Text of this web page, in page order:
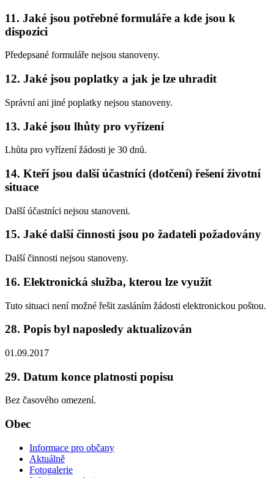
11. Jaké jsou potřebné formuláře a kde jsou k
dispozici
Předepsané formuláře nejsou stanoveny.
12. Jaké jsou poplatky a jak je lze uhradit
Správní ani jiné poplatky nejsou stanoveny.
13. Jaké jsou lhůty pro vyřízení
Lhůta pro vyřízení žádosti je 30 dnů.
14. Kteří jsou další účastníci (dotčení) řešení životní
situace
Další účastníci nejsou stanoveni.
15. Jaké další činnosti jsou po žadateli požadovány
Další činnosti nejsou stanoveny.
16. Elektronická služba, kterou lze využít
Tuto situaci není možné řešit zasláním žádosti elektronickou poštou.
28. Popis byl naposledy aktualizován
01.09.2017
29. Datum konce platnosti popisu
Bez časového omezení.
Obec
Informace pro občany
Aktuálně
Fotogalerie